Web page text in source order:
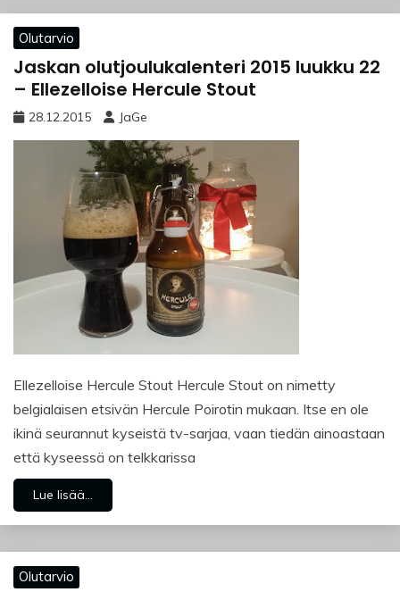
Olutarvio
Jaskan olutjoulukalenteri 2015 luukku 22
– Ellezelloise Hercule Stout
28.12.2015 JaGe
Ellezelloise Hercule Stout Hercule Stout on nimetty
belgialaisen etsivän Hercule Poirotin mukaan. Itse en ole
ikinä seurannut kyseistä tv-sarjaa, vaan tiedän ainoastaan
että kyseessä on telkkarissa
Lue lisää...
Olutarvio